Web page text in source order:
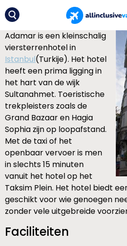
Adamar is een kleinschalig
viersterrenhotel in
Istanbul(Turkije). Het hotel
heeft een prima ligging in
het hart van de wijk
Sultanahmet. Toeristische
trekpleisters zoals de
Grand Bazaar en Hagia
Sophia zijn op loopafstand.
Met de taxi of het
openbaar vervoer is men
in slechts 15 minuten
vanuit het hotel op het
Taksim Plein. Het hotel biedt
geschikt voor wie genoegen
zonder vele uitgebreide
Faciliteiten